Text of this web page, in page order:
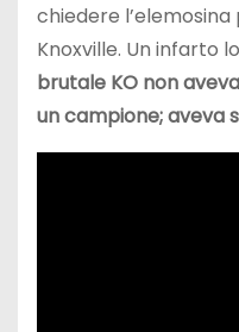
chiedere
Knoxville. Un infarto
brutale KO non
un campione; aveva